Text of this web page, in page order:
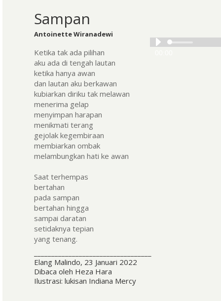
Sampan
Antoinette Wiranadewi
Audio
Ketika tak ada pilihan
aku ada di tengah lautan
ketika hanya awan
dan lautan aku berkawan
kubiarkan diriku tak melawan
menerima gelap
menyimpan harapan
menikmati terang
gejolak kegembiraan
membiarkan ombak
melambungkan hati ke awan
Saat terhempas
bertahan
pada sampan
bertahan hingga
sampai daratan
setidaknya tepian
yang tenang.
Elang Malindo, 23 Januari 2022
Dibaca oleh Heza Hara
Ilustrasi: lukisan Indiana Mercy